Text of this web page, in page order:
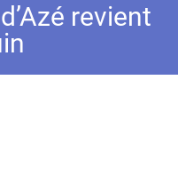
revient